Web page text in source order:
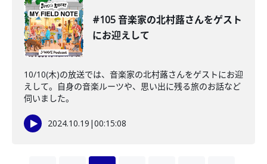
#105 音楽家の北村蕗さんをゲスト
にお迎えして
10/10(木)の放送では、音楽家の北村蕗さんをゲストにお迎
えして。自身の音楽ルーツや、思い出に残る旅のお話など
伺いました。
2024.10.19 |00:15:08